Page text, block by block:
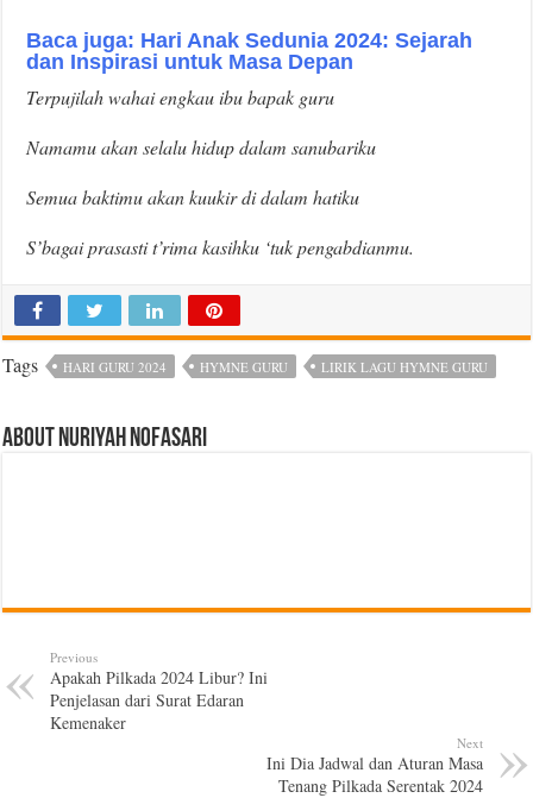
Baca juga: Hari Anak Sedunia 2024: Sejarah
dan Inspirasi untuk Masa Depan
Terpujilah wahai engkau ibu bapak guru
Namamu akan selalu hidup dalam sanubariku
Semua baktimu akan kuukir di dalam hatiku
S’bagai prasasti t’rima kasihku ‘tuk pengabdianmu.
Tags HARI GURU 2024 HYMNE GURU LIRIK LAGU HYMNE GURU
About Nuriyah Nofasari
Previous
Apakah Pilkada 2024 Libur? Ini
Penjelasan dari Surat Edaran
Kemenaker
Next
Ini Dia Jadwal dan Aturan Masa
Tenang Pilkada Serentak 2024